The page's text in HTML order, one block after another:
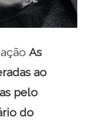
As
ao
pelo
do